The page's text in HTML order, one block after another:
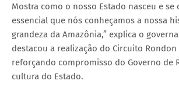
Mostra como o nosso Estado nasceu e se
essencial que nós conheçamos a nossa
grandeza da Amazônia,” explica o
destacou a realização do Circuito Rondon
reforçando compromisso do Governo de
cultura do Estado.